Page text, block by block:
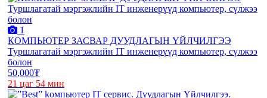
1
КОМПЬЮТЕР ЗАСВАР ДУУДЛАГЫН ҮЙЛЧИЛГЭЭ
Туршлагатай мэргэжлийн IT инженерүүд компьютер, сүлжээ
болон
50,000₮
21 цаг 54 мин